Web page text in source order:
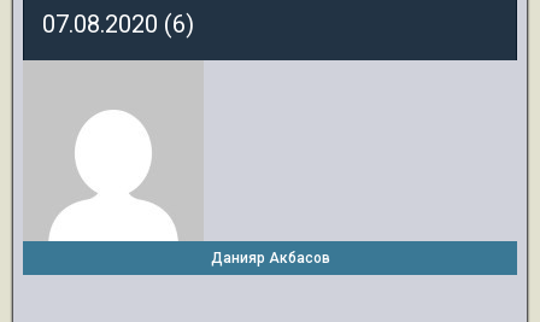
07.08.2020 (6)
Данияр Акбасов